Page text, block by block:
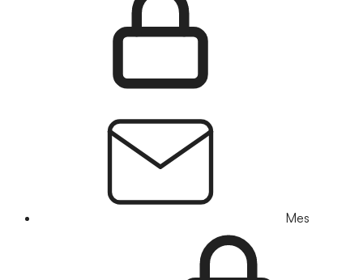
Mes